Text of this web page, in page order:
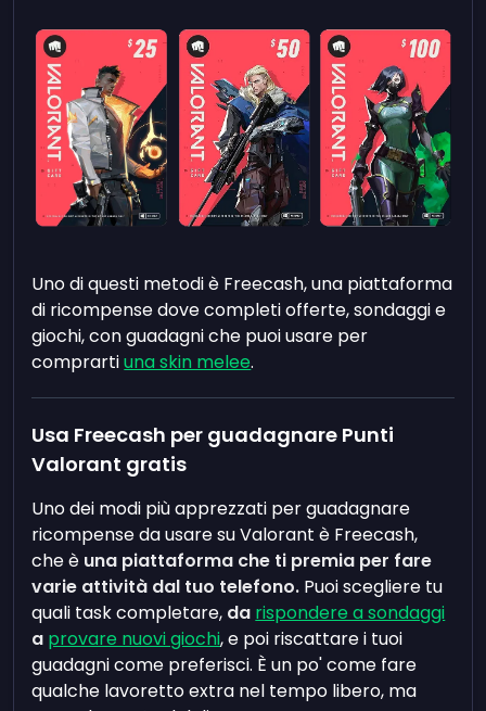
Uno di questi metodi è Freecash, una piattaforma
di ricompense dove completi offerte, sondaggi e
giochi, con guadagni che puoi usare per
comprartiuna skin melee.
Usa Freecash per guadagnare Punti
Valorant gratis
Uno dei modi più apprezzati per guadagnare
ricompense da usare su Valorant è Freecash,
che è una piattaforma che ti premia per fare
varie attività dal tuo telefono. Puoi scegliere tu
quali task completare, da rispondere a sondaggi
a provare nuovi giochi, e poi riscattare i tuoi
guadagni come preferisci. È un po' come fare
qualche lavoretto extra nel tempo libero, ma